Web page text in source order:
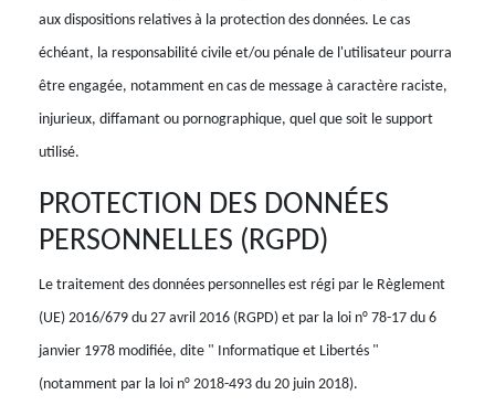
aux dispositions relatives à la protection des données. Le cas
échéant, la responsabilité civile et/ou pénale de l'utilisateur pourra
être engagée, notamment en cas de message à caractère raciste,
injurieux, diffamant ou pornographique, quel que soit le support
utilisé.
PROTECTION DES DONNÉES
PERSONNELLES (RGPD)
Le traitement des données personnelles est régi par le Règlement
(UE) 2016/679 du 27 avril 2016 (RGPD) et par la loi n° 78-17 du 6
janvier 1978 modifiée, dite " Informatique et Libertés "
(notamment par la loi n° 2018-493 du 20 juin 2018).